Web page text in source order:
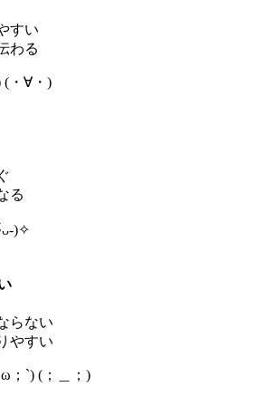
すい
わる
(・∀・)
る
)✧
らない
やすい
；`) (；＿；)